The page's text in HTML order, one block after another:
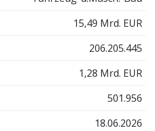
15,49 Mrd. EUR
206.205.445
1,28 Mrd. EUR
501.956
18.06.2026